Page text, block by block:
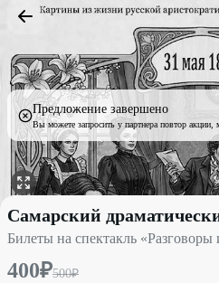
Предложение завершено
Вы можете запросить у партнера повтор акции,
Билеты на спектакль
Самарский
Билеты на спектакль «Разговоры
400₽500₽